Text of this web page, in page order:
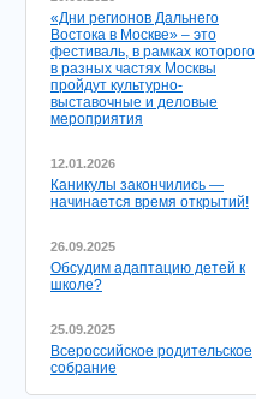
«Дни регионов Дальнего
Востока в Москве» – это
фестиваль, в рамках которого
в разных частях Москвы
пройдут культурно-
выставочные и деловые
мероприятия
12.01.2026
Каникулы закончились —
начинается время открытий!
26.09.2025
Обсудим адаптацию детей к
школе?
25.09.2025
Всероссийское родительское
собрание